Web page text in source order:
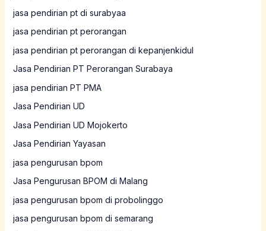
jasa pendirian pt di surabyaa
jasa pendirian pt perorangan
jasa pendirian pt perorangan di kepanjenkidul
Jasa Pendirian PT Perorangan Surabaya
jasa pendirian PT PMA
Jasa Pendirian UD
Jasa Pendirian UD Mojokerto
Jasa Pendirian Yayasan
jasa pengurusan bpom
Jasa Pengurusan BPOM di Malang
jasa pengurusan bpom di probolinggo
jasa pengurusan bpom di semarang